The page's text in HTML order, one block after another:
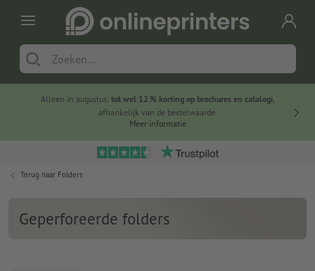
Alleen in augustus: tot wel 12 % korting op brochures en catalogi,
afhankelijk van de bestelwaarde.
Meer informatie
Terug naar Folders
Geperforeerde folders